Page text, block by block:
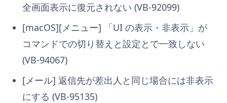
全画面表示に復元されない (VB-92099)
[macOS][メニュー] 「UI の表示・非表示」が
コマンドでの切り替えと設定とで一致しない
(VB-94067)
[メール] 返信先が差出人と同じ場合には非表示
にする (VB-95135)